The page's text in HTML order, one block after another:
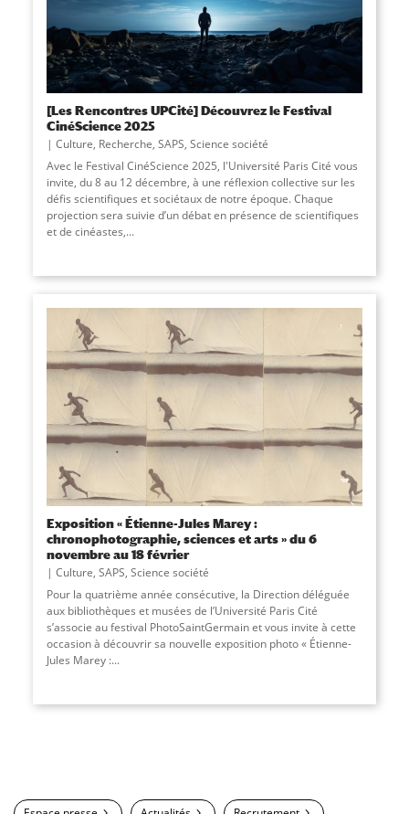
[Les Rencontres UPCité] Découvrez le Festival
CinéScience 2025
Culture, Recherche, SAPS, Science société
Avec le Festival CinéScience 2025, l'Université Paris Cité vous
invite, du 8 au 12 décembre, à une réflexion collective sur les
défis scientifiques et sociétaux de notre époque. Chaque
projection sera suivie d’un débat en présence de scientifiques
et de cinéastes,...
Exposition « Étienne-Jules Marey :
chronophotographie, sciences et arts » du 6
novembre au 18 février
Culture, SAPS, Science société
Pour la quatrième année consécutive, la Direction déléguée
aux bibliothèques et musées de l’Université Paris Cité
s’associe au festival PhotoSaintGermain et vous invite à cette
occasion à découvrir sa nouvelle exposition photo « Étienne-
Jules Marey :...